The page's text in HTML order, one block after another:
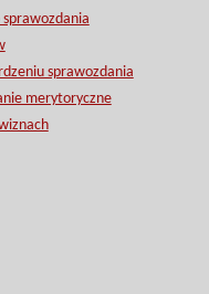
sprawozdania
merytoryczne